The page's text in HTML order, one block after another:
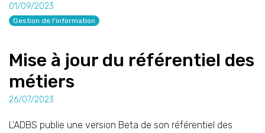
01/09/2023
Gestion de l'information
Mise à jour du référentiel des
métiers
26/07/2023
L’ADBS publie une version Beta de son référentiel des